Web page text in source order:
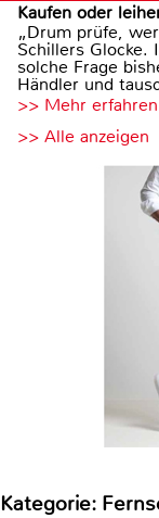
Kaufen oder
„Drum prüfe,
Schillers Glocke.
solche Frage
Händler und
>> Mehr erfahren
>> Alle anzeigen
Kategorie: